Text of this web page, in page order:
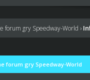
forum gry Speedway-World ›
forum gry Speedway-World